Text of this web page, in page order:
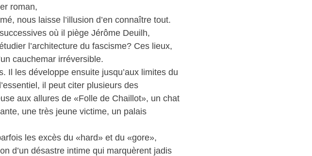
roman,
nous laisse l’illusion d’en connaître tout.
où il piège Jérôme Deuilh,
l’architecture du fascisme? Ces lieux,
cauchemar irréversible.
Il les développe ensuite jusqu’aux limites du
il peut citer plusieurs des
aux allures de «Folle de Chaillot», un chat
une très jeune victime, un palais
les excès du «hard» et du «gore»,
d’un désastre intime qui marquèrent jadis